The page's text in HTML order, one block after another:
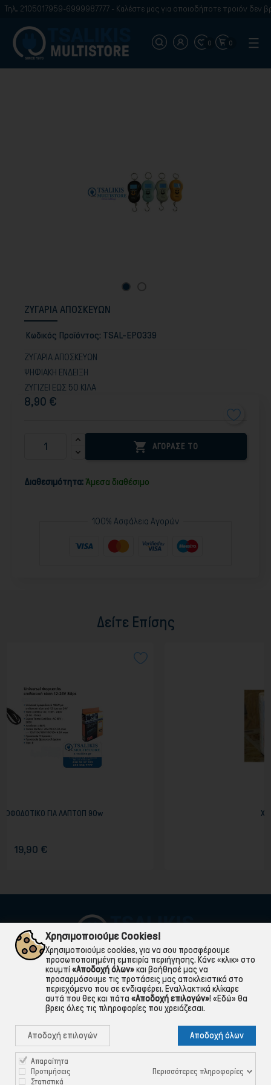
2105017959-6999987777 - Καλέστε μας για οποιοδήποτε προιόν δεν
0 0
ΖΥΓΑΡΙΑ ΑΠΟΣΚΕΥΩΝ
Κωδικός Προϊόντος: TSAL-EPO339
ΖΥΓΑΡΙΑ ΑΠΟΣΚΕΥΩΝ
ΨΗΦΙΑΚΗ ΕΝΔΕΙΞΗ
ΖΥΓΙΖΕΙ ΕΩΣ 50 ΚΙΛΑ
8,90 €
 ΑΓΟΡΑΣΕ ΤΟ
Διαθεσιμότητα: Άμεσα διαθέσιμο
100% Ασφάλεια Αγορών
Δείτε Επίσης
90w
ΠΛΗΡΟΦΟΡΙΕΣ
ΧΡΉΣΙΜΑ 
ΕΞΥΠΗΡΈΤΗΣΗ ΠΕΛΑΤΏΝ
Χρησιμοποιούμε Cookies!
Χρησιμοποιούμε cookies, για να σου προσφέρουμε
προσωποποιημένη εμπειρία περιήγησης. Κάνε «κλικ» στο
κουμπί«Αποδοχή όλων»και βοήθησέ μας να
προσαρμόσουμε τις προτάσεις μας αποκλειστικά στο
περιεχόμενο που σε ενδιαφέρει. Εναλλακτικά κλίκαρε
αυτά που θες και πάτα «Αποδοχή επιλογών»! «Εδώ» θα
βρεις όλες τις πληροφορίες που χρειάζεσαι.
Αποδοχή επιλογών Αποδοχή όλων
Απαραίτητα
Προτιμήσεις
Στατιστικά
Περισσότερες πληροφορίες